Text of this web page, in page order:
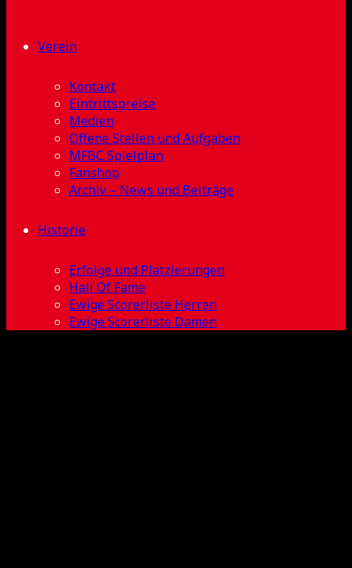
Verein
Kontakt
Eintrittspreise
Medien
Offene Stellen und Aufgaben
MFBC Spielplan
Fanshop
Archiv – News und Beiträge
Historie
Erfolge und Platzierungen
Hall Of Fame
Ewige Scorerliste Herren
Ewige Scorerliste Damen